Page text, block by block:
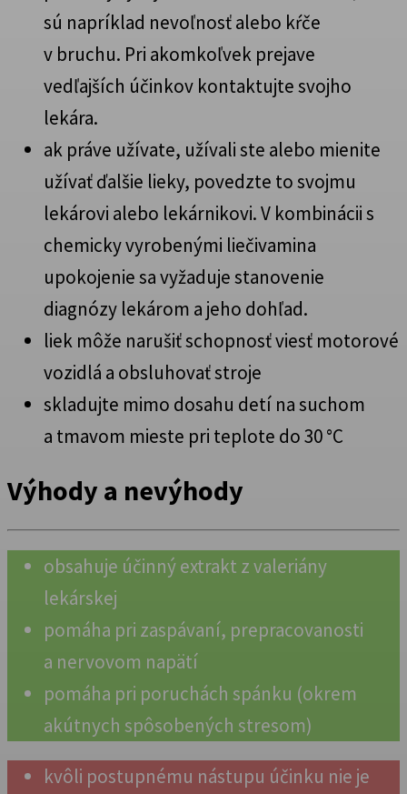
sú napríklad nevoľnosť alebo kŕče
v bruchu. Pri akomkoľvek prejave
vedľajších účinkov kontaktujte svojho
lekára.
ak práve užívate, užívali ste alebo mienite
užívať ďalšie lieky, povedzte to svojmu
lekárovi alebo lekárnikovi. V kombinácii s
chemicky vyrobenými liečivamina
upokojenie sa vyžaduje stanovenie
diagnózy lekárom a jeho dohľad.
liek môže narušiť schopnosť viesť motorové
vozidlá a obsluhovať stroje
skladujte mimo dosahu detí na suchom
a tmavom mieste pri teplote do 30 °C
Výhody a nevýhody
obsahuje účinný extrakt z valeriány
lekárskej
pomáha pri zaspávaní, prepracovanosti
a nervovom napätí
pomáha pri poruchách spánku (okrem
akútnych spôsobených stresom)
kvôli postupnému nástupu účinku nie je